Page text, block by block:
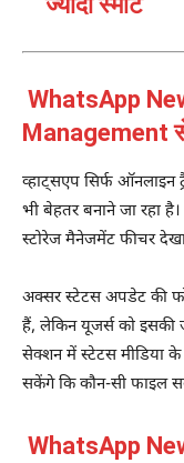
WhatsApp
Management से
व्हाट्सएप सिर्फ ऑनलाइन
भी बेहतर बनाने जा रहा
स्टोरेज मैनेजमेंट फीचर
अक्सर स्टेटस अपडेट की
हैं, लेकिन यूजर्स को इसकी
सेक्शन में स्टेटस मीडिया
सकेंगे कि कौन-सी फाइल
WhatsApp